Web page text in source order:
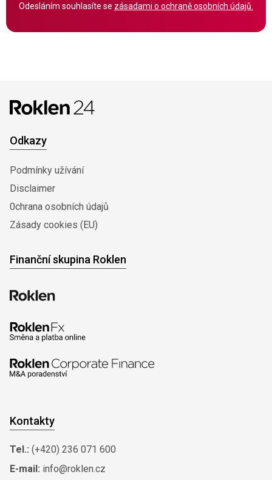
Odesláním souhlasíte se zásadami o ochraně osobních údajů.
Odkazy
Podmínky užívání
Disclaimer
0chrana osobních údajů
Zásady cookies (EU)
Finanční skupina Roklen
Kontakty
Tel.: (+420) 236 071 600
E-mail: info@roklen.cz